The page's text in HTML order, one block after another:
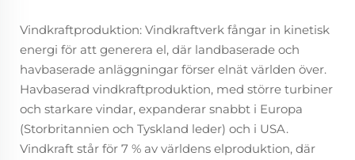
Vindkraftproduktion: Vindkraftverk fångar in kinetisk
energi för att generera el, där landbaserade och
havbaserade anläggningar förser elnät världen över.
Havbaserad vindkraftproduktion, med större turbiner
och starkare vindar, expanderar snabbt i Europa
(Storbritannien och Tyskland leder) och i USA.
Vindkraft står för 7 % av världens elproduktion, där